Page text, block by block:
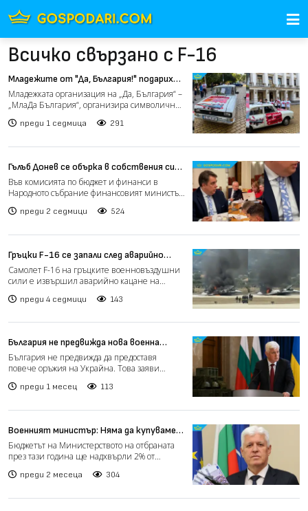
Всичко свързано с F-16
Младежите от "Да, България!" подариха
"Москвич" на военния министър (видео)
Младежката организация на „Да, България“ –
„МлаДа България“, организира символична
преди 1 седмица 291
Гълъб Донев се обърка в собствения си
бюджет (видео)
Във комисията по бюджет и финанси в
Народното събрание финансовият министър
преди 2 седмици 524
Гръцки F-16 се запали след аварийно
кацане на летище Закинтос (видео)
Самолет F-16 на гръцките военновъздушни
сили е извършил аварийно кацане на
преди 4 седмици 143
България не предвижда нова военна
помощ за Украйна
България не предвижда да предоставя
повече оръжия на Украйна. Това заяви
преди 1 месец 113
Военният министър: Няма да купуваме
ракети за близо 1 млрд. долара (видео)
Бюджетът на Министерството на отбраната
през тази година ще надхвърли 2% от
преди 2 месеца 304